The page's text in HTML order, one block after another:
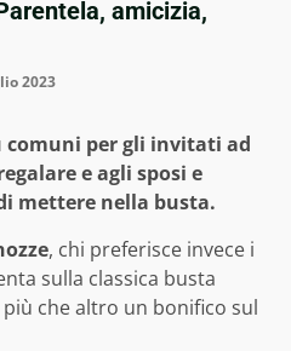
amicizia,
2023
comuni per gli invitati ad
e agli sposi e
mettere nella busta.
, chi preferisce invece i
sulla classica busta
che altro un bonifico sul